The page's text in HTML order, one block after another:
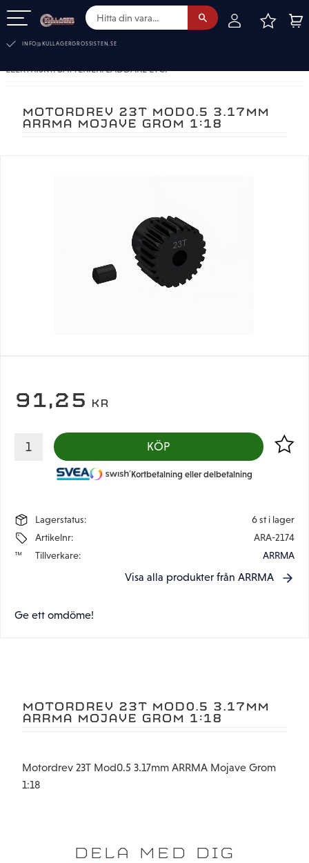
INFO@KULLAGERGROSSISTEN.SE
ELEKTRISKT. BATTERIER. LADDARE ETC.
MOTORDREV 23T MOD0.5 3.17MM
ARRMA MOJAVE GROM 1:18
91,25 KR
KÖP Lägg
Kortbetalning eller delbetalning
Lagerstatus
6 st i lager
Artikelnr
ARA-2174
Tillverkare
ARRMA
Visa alla produkter från ARRMA
Ge ett omdöme!
MOTORDREV 23T MOD0.5 3.17MM
ARRMA MOJAVE GROM 1:18
Motordrev 23T Mod0.5 3.17mm ARRMA Mojave Grom
1:18
DELA MED DIG